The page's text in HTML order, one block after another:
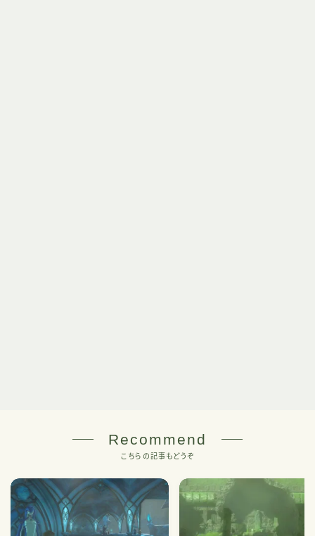
Recommend
こちらの記事もどうぞ